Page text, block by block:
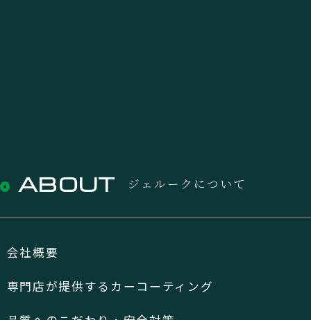
ABOUT ジェルークについて
会社概要
専門店が提供するカーコーティング